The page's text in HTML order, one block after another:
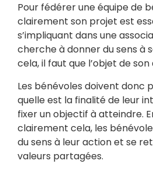
Pour fédérer une équipe de
clairement son projet est
s’impliquant dans une
cherche à donner du sens à
cela, il faut que l’objet de
Les bénévoles doivent donc
quelle est la finalité de leur
fixer un objectif à atteindre.
clairement cela, les
du sens à leur action et se
valeurs partagées.